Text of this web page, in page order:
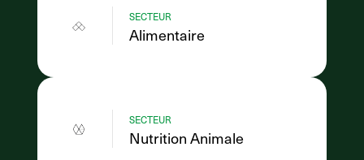
SECTEUR
Alimentaire
SECTEUR
Nutrition Animale